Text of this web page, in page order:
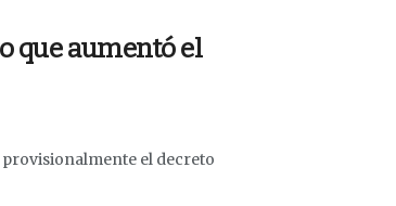
que aumentó el
provisionalmente el decreto